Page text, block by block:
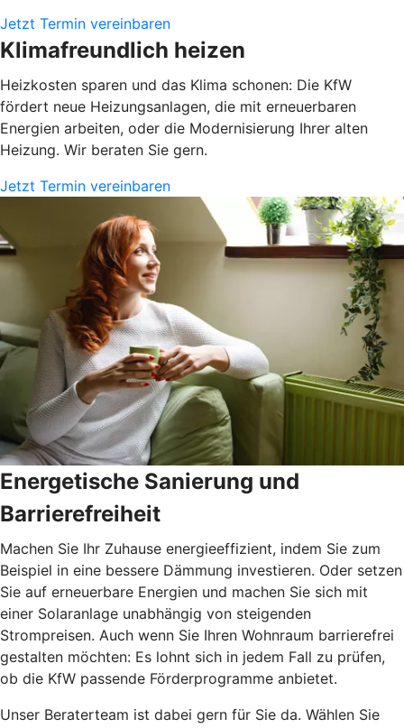
Jetzt Termin vereinbaren
Klimafreundlich heizen
Heizkosten sparen und das Klima schonen: Die KfW
fördert neue Heizungsanlagen, die mit erneuerbaren
Energien arbeiten, oder die Modernisierung Ihrer alten
Heizung. Wir beraten Sie gern.
Jetzt Termin vereinbaren
Energetische Sanierung und
Barrierefreiheit
Machen Sie Ihr Zuhause energieeffizient, indem Sie zum
Beispiel in eine bessere Dämmung investieren. Oder setzen
Sie auf erneuerbare Energien und machen Sie sich mit
einer Solaranlage unabhängig von steigenden
Strompreisen. Auch wenn Sie Ihren Wohnraum barrierefrei
gestalten möchten: Es lohnt sich in jedem Fall zu prüfen,
ob die KfW passende Förderprogramme anbietet.
Unser Beraterteam ist dabei gern für Sie da. Wählen Sie